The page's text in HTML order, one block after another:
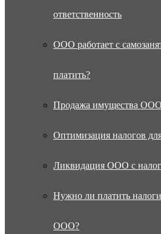
ответственность
ООО работает с
платить?
Продажа имущества ООО:
Оптимизация налогов
Ликвидация ООО с
Нужно ли платить
ООО?